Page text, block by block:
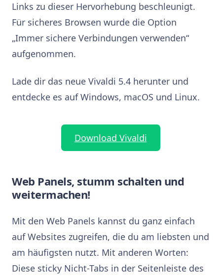
Links zu dieser Hervorhebung beschleunigt.
Für sicheres Browsen wurde die Option
„Immer sichere Verbindungen verwenden“
aufgenommen.
Lade dir das neue Vivaldi 5.4 herunter und
entdecke es auf Windows, macOS und Linux.
Download Vivaldi
Web Panels, stumm schalten und
weitermachen!
Mit den Web Panels kannst du ganz einfach
auf Websites zugreifen, die du am liebsten und
am häufigsten nutzt. Mit anderen Worten:
Diese sticky Nicht-Tabs in der Seitenleiste des